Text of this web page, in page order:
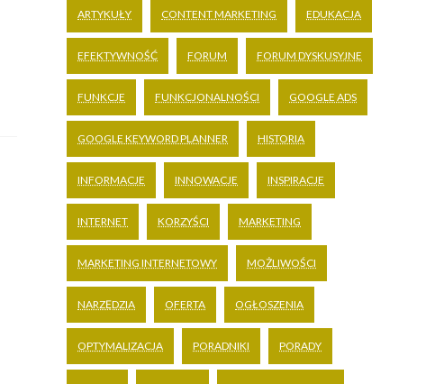
ARTYKUŁY CONTENT MARKETING EDUKACJA
EFEKTYWNOŚĆ FORUM FORUM DYSKUSYJNE
FUNKCJE FUNKCJONALNOŚCI GOOGLE ADS
GOOGLE KEYWORD PLANNER HISTORIA
INFORMACJE INNOWACJE INSPIRACJE
INTERNET KORZYŚCI MARKETING
MARKETING INTERNETOWY MOŻLIWOŚCI
NARZĘDZIA OFERTA OGŁOSZENIA
OPTYMALIZACJA PORADNIKI PORADY